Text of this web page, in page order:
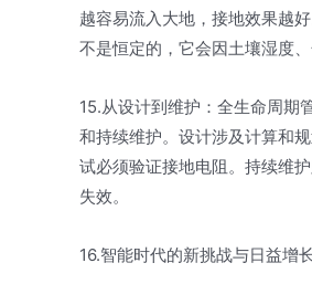
越容易流入大地，接地效果越
不是恒定的，它会因土壤湿度
15.从设计到维护：全生命周期
和持续维护。设计涉及计算和
试必须验证接地电阻。持续维
失效。
16.智能时代的新挑战与日益增